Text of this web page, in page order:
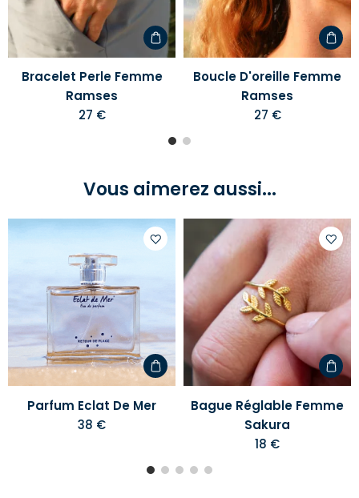
d'envies
Bracelet Perle Femme
Ramses
27 €
Boucle D'oreille Femme
Ramses
27 €
Vous aimerez aussi...
d'envies
Parfum Eclat De Mer
38 €
à
votre
liste
Bague Réglable Femme
Sakura
18 €